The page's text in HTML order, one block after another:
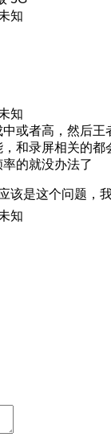
知
知
或者高，然后王
和录屏相关的都
的就没办法了
该是这个问题，
知